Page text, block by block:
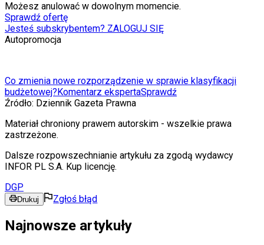
Możesz anulować w dowolnym momencie.
Sprawdź ofertę
Jesteś subskrybentem? ZALOGUJ SIĘ
Autopromocja
Co zmienia nowe rozporządzenie w sprawie klasyfikacji
budżetowej?Komentarz ekspertaSprawdź
Źródło: Dziennik Gazeta Prawna
Materiał chroniony prawem autorskim - wszelkie prawa
zastrzeżone.
Dalsze rozpowszechnianie artykułu za zgodą wydawcy
INFOR PL S.A. Kup licencję.
DGP
Drukuj Zgłoś błąd
Najnowsze artykuły